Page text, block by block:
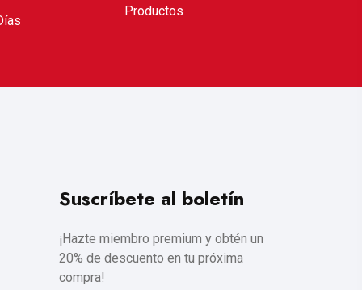
Productos
Suscríbete al boletín
¡Hazte miembro premium y obtén un
20% de descuento en tu próxima
compra!